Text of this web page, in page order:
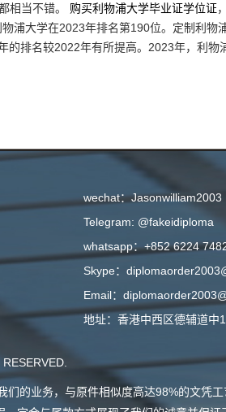
相当不错。 购买利物浦大学毕业证学位证
浦大学在2023年排名第190位。定制利物
的排名较2022年有所提高。2023年，利物
wechat：Jasonwilliam2003
Telegram: @fakeidiploma
whatsapp：+852 6224
Skype：
Email：
地址：香港中西区德辅道中
的业务，与原件相似度高达98%的文凭